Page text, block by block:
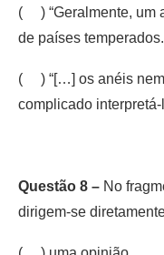
( ) “Geralmente, um
de países
( ) “[…] os anéis nem
complicado interpretá-
Questão 8 – No
dirigem-se